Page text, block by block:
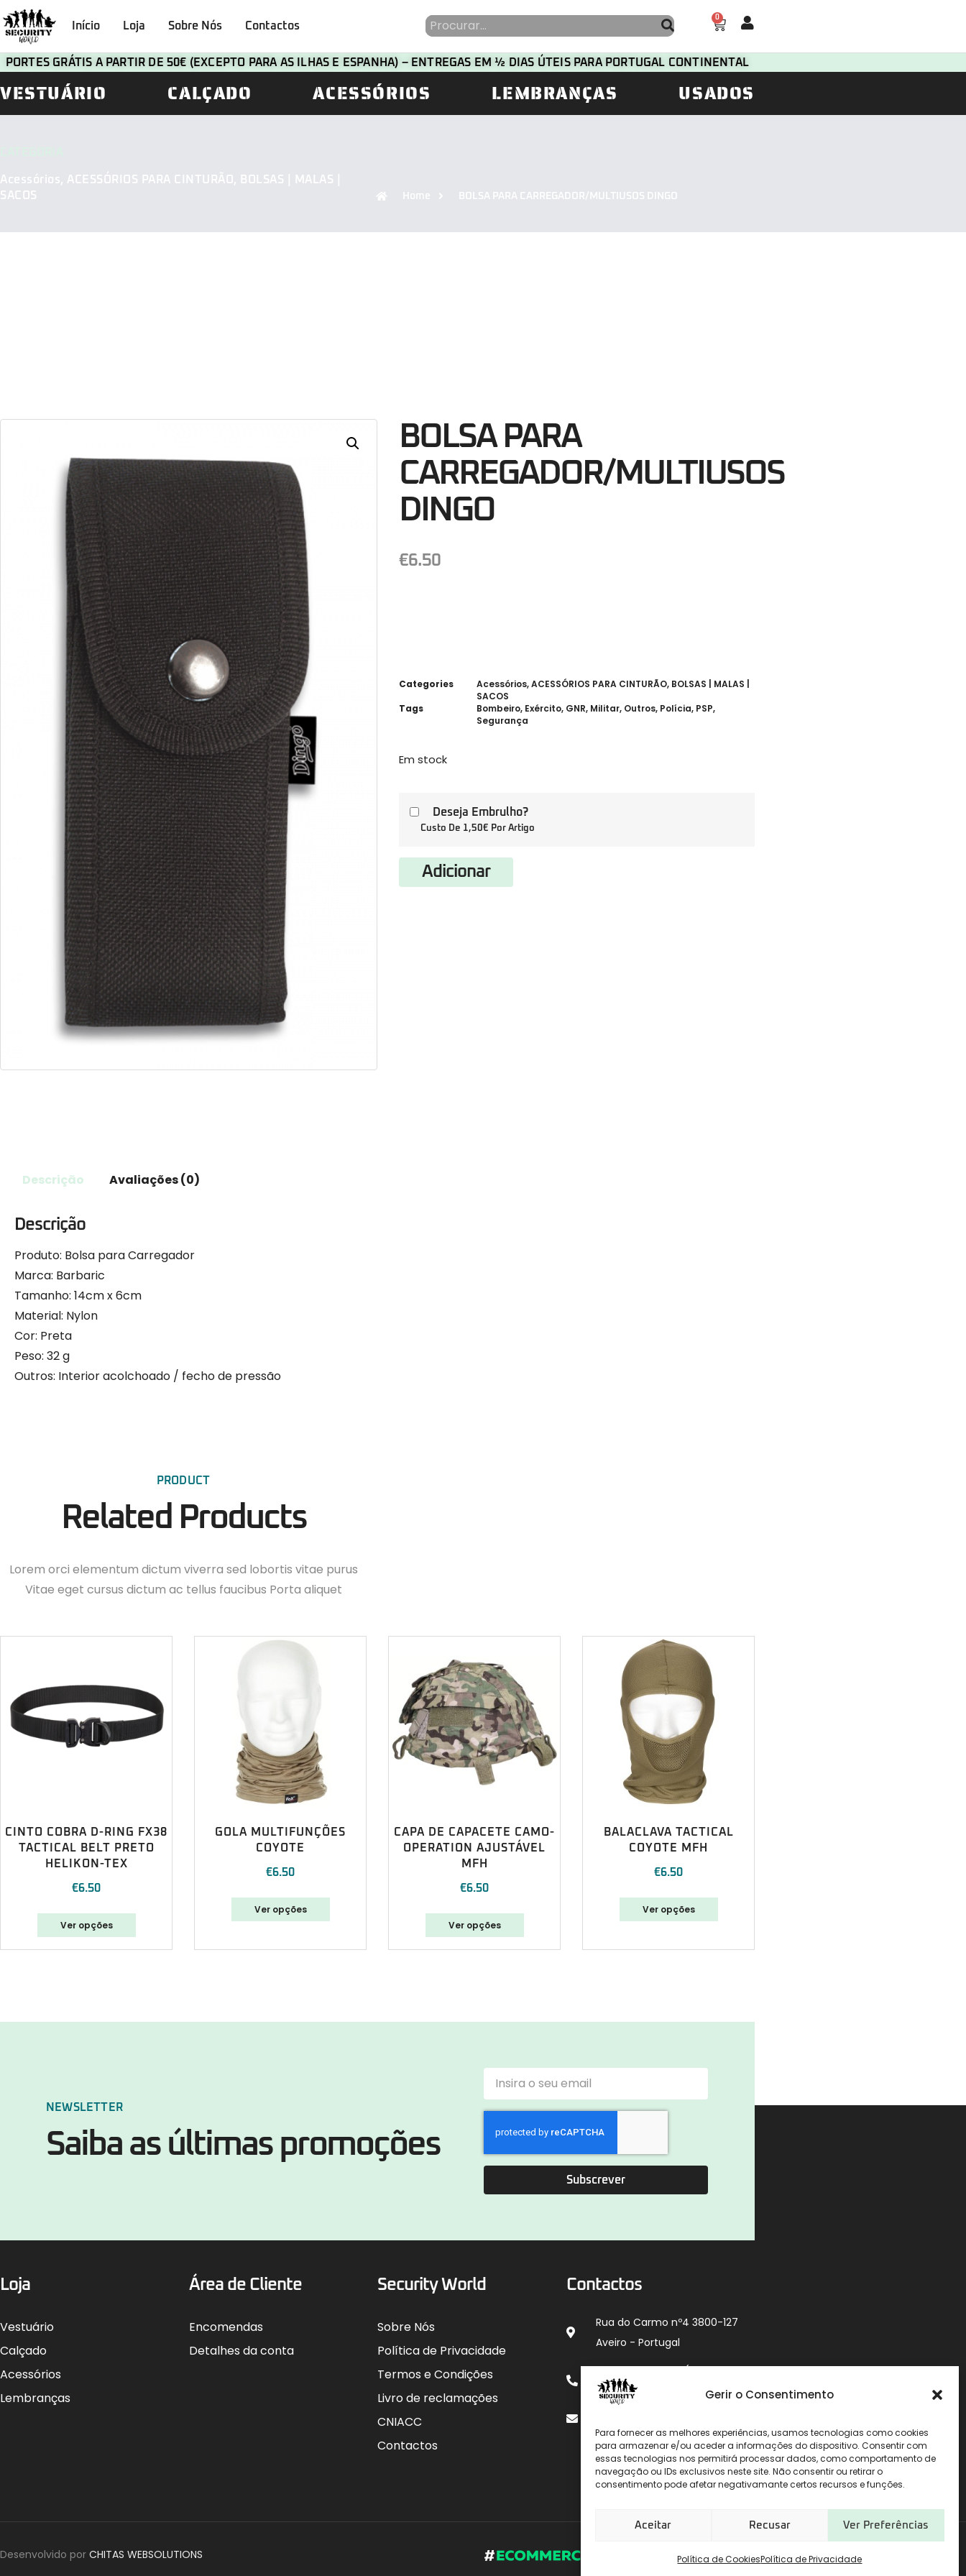
Gerir o Consentimento
Para fornecer as melhores experiências, usamos tecnologias como cookies
para armazenar e/ou aceder a informações do dispositivo. Consentir com
essas tecnologias nos permitirá processar dados, como comportamento de
navegação ou IDs exclusivos neste site. Não consentir ou retirar o
consentimento pode afetar negativamante certos recursos e funções.
Aceitar Recusar Ver Preferências
Política de CookiesPolítica de Privacidade
Início Loja Sobre Nós Contactos
0
PORTES GRÁTIS A PARTIR DE 50€ (EXCEPTO PARA AS ILHAS E ESPANHA) – ENTREGAS EM ½ DIAS ÚTEIS PARA PORTUGAL CONTINENTAL
VESTUÁRIO CALÇADO ACESSÓRIOS LEMBRANÇAS USADOS
Acessórios, ACESSÓRIOS PARA CINTURÃO ,
BOLSAS | MALAS |
SACOS
Home BOLSA PARA CARREGADOR/MULTIUSOS DINGO
BOLSA PARA
CARREGADOR/MULTIUSOS
DINGO
€6.50
Categories Acessórios,ACESSÓRIOS PARA CINTURÃO, BOLSAS | MALAS |
SACOS
Tags
Bombeiro, Exército, GNR, Militar, Outros, Polícia, PSP,
Segurança
Em stock
Deseja Embrulho?
Custo De 1,50€ Por Artigo
Adicionar
Descrição Avaliações (0)
Descrição
Produto: Bolsa paraCarregador
Marca: Barbaric
Tamanho: 14cm x 6cm
Material: Nylon
Cor: Preta
Peso: 32 g
Outros: Interior acolchoado / fecho de pressão
PRODUCT
Related Products
Lorem orci elementum dictum viverra sed lobortis vitae purus
Vitae eget cursus dictum ac tellus faucibus Porta aliquet
CINTO COBRA D-RING FX38
TACTICAL BELT PRETO
HELIKON-TEX
€6.50
Ver opções
GOLA MULTIFUNÇÕES
COYOTE
€6.50
Ver opções
CAPA DE CAPACETE CAMO-
OPERATION AJUSTÁVEL
MFH
€6.50
Ver opções
BALACLAVA TACTICAL
COYOTE MFH
€6.50
Ver opções
NEWSLETTER
Saiba as últimas promoções
Subscrever
Loja
Vestuário
Calçado
Acessórios
Lembranças
Área de Cliente
Encomendas
Detalhes da conta
Security World
Sobre Nós
Política de Privacidade
Termos e Condições
Livro de reclamações
CNIACC
Contactos
Contactos
Rua do Carmo nº4 3800-127
Aveiro - Portugal
912 009 740 (Chamada
para rede móvel nacional)
Desenvolvido por CHITAS WEBSOLUTIONS